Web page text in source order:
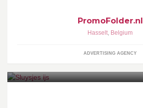
PromoFolder.nl
Hasselt, Belgium
ADVERTISING AGENCY